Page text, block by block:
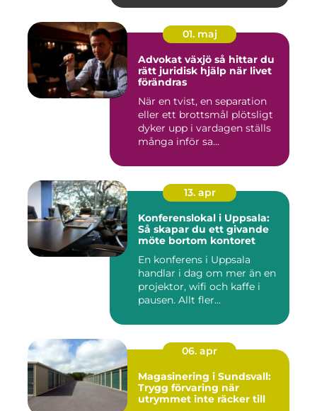
01. maj
Advokat växjö så hittar du
rätt juridisk hjälp när livet
förändras
När en tvist, en separation
eller ett brottsmål plötsligt
dyker upp i vardagen ställs
många inför sa...
13. apr
Konferenslokal i Uppsala:
Så skapar du ett givande
möte bortom kontoret
En konferens i Uppsala
handlar i dag om mer än en
projektor, wifi och kaffe i
pausen. Allt fler...
06. apr
Magasinering i Sundsvall:
Trygg förvaring när
utrymmet inte räcker till